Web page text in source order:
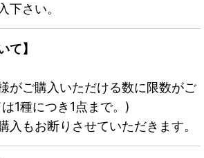
下さい。
て】
がご購入いただける数に限数がご
1種につき1点まで。)
入もお断りさせていただきます。